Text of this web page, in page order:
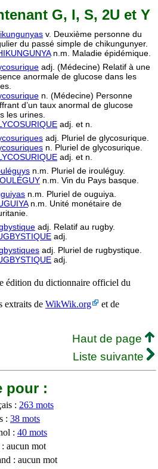
G, I, S, 2U et Y
v. Deuxième personne du
du passé simple de chikungunyer.
n.m. Maladie épidémique.
adj. (Médecine) Relatif à une
anormale de glucose dans les
n. (Médecine) Personne
d’un taux anormal de glucose
les urines.
adj. et n.
adj. Pluriel de glycosurique.
n. Pluriel de glycosurique.
adj. et n.
n.m. Pluriel de irouléguy.
n.m. Vin du Pays basque.
n.m. Pluriel de ouguiya.
n.m. Unité monétaire de
adj. Relatif au rugby.
adj.
adj. Pluriel de rugbystique.
adj.
édition du dictionnaire officiel du
extraits de WikWik.org
et de
Haut de page
Liste suivante
pour :
: 263 mots
: 38 mots
: 40 mots
aucun mot
: aucun mot